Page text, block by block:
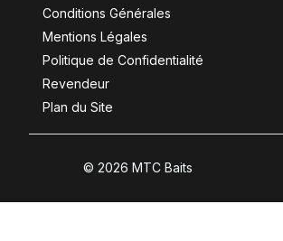
Conditions Générales
Mentions Légales
Politique de Confidentialité
Revendeur
Plan du Site
© 2026 MTC Baits